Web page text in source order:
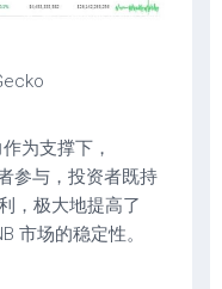
为支撑下，
参与，投资者既持
，极大地提高了
市场的稳定性。